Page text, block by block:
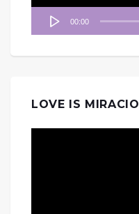
00:00
LOVE IS MIRACIO